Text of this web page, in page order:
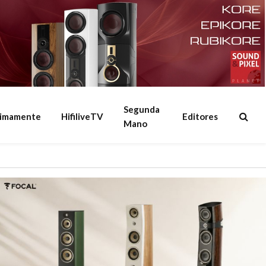
HifiliveTV
Segunda
Mano
Editores